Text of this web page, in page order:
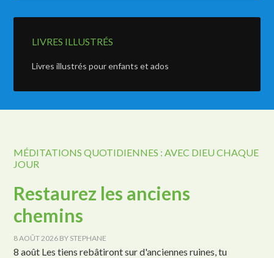
LIVRES ILLUSTRÉS
Livres illustrés pour enfants et ados
MÉDITATIONS QUOTIDIENNES : AVEC DIEU CHAQUE
JOUR
Restaurez les anciens
chemins
8 AOÛT 2026 BY STEPHANE
8 août Les tiens rebâtiront sur d'anciennes ruines, tu